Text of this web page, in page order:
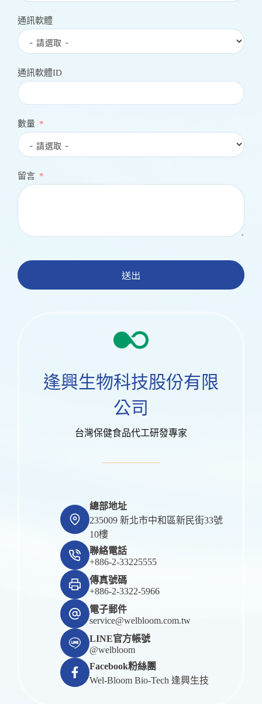
逢興生物科技股份有限
公司
台灣保健食品代工研發專家
總部地址
235009 新北市中和區新民街33號
10樓
聯絡電話
+886-2-33225555
傳真號碼
+886-2-3322-5966
電子郵件
service@welbloom.com.tw
LINE官方帳號
@welbloom
Facebook粉絲團
Wel-Bloom Bio-Tech 逢興生技
通訊軟體
通訊軟體ID
數量
留言
送出